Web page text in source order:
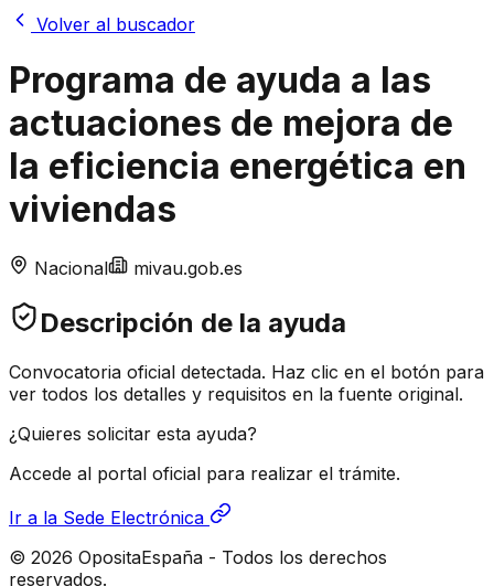
Volver al buscador
Programa de ayuda a las
actuaciones de mejora de
la eficiencia energética en
viviendas
Nacional mivau.gob.es
Descripción de la ayuda
Convocatoria oficial detectada. Haz clic en el botón para
ver todos los detalles y requisitos en la fuente original.
¿Quieres solicitar esta ayuda?
Accede al portal oficial para realizar el trámite.
Ir a la Sede Electrónica
© 2026 OpositaEspaña - Todos los derechos
reservados.